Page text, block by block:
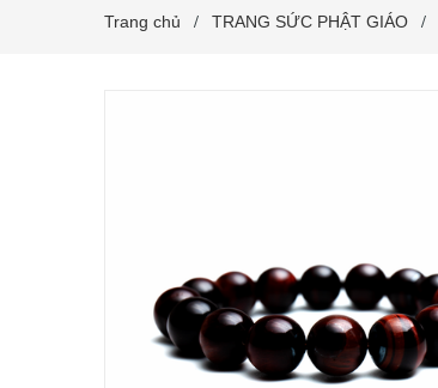
Trang chủ / TRANG SỨC PHẬT GIÁO /